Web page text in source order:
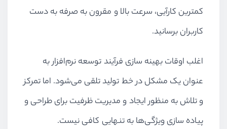
کمترین کارآیی، سرعت بالا و مقرون به صرفه به دست
کاربران برسانید.
اغلب اوقات بهینه سازی فرآیند توسعه نرم‌افزار به
عنوان یک مشکل در خط تولید تلقی می‌شود. اما تمرکز
و تلاش به منظور ایجاد و مدیریت ظرفیت برای طراحی و
پیاده سازی ویژگی‌ها به تنهایی کافی نیست.